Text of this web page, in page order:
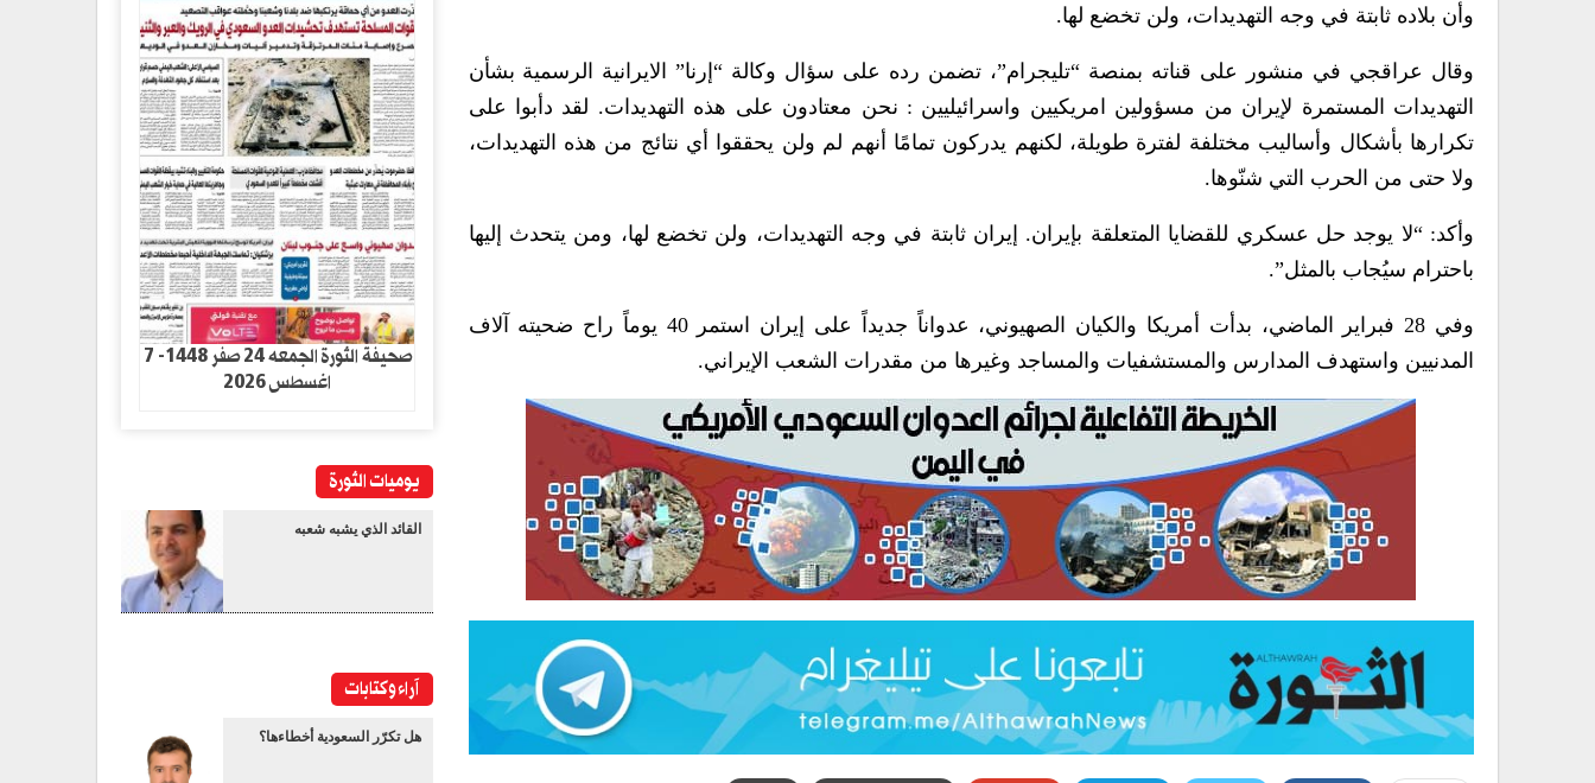
وأن بلاده ثابتة في وجه التهديدات، ولن تخضع لها.
وقال عراقجي في منشور على قناته بمنصة “تليجرام”، تضمن رده على سؤال وكالة “إرنا” الايرانية الرسمية بشأن
التهديدات المستمرة لإيران من مسؤولين امريكيين واسرائيليين : نحن معتادون على هذه التهديدات. لقد دأبوا على
تكرارها بأشكال وأساليب مختلفة لفترة طويلة، لكنهم يدركون تمامًا أنهم لم ولن يحققوا أي نتائج من هذه التهديدات،
ولا حتى من الحرب التي شنّوها.
وأكد: “لا يوجد حل عسكري للقضايا المتعلقة بإيران. إيران ثابتة في وجه التهديدات، ولن تخضع لها، ومن يتحدث إليها
باحترام سيُجاب بالمثل”.
وفي 28 فبراير الماضي، بدأت أمريكا والكيان الصهيوني، عدواناً جديداً على إيران استمر 40 يوماً راح ضحيته آلاف
المدنيين واستهدف المدارس والمستشفيات والمساجد وغيرها من مقدرات الشعب الإيراني.
صحيفة الثورة الجمعه 24 صفر 1448- 7
اغسطس 2026
يوميات الثورة
القائد الذي يشبه شعبه
آراء وكتابات
هل تكرّر السعودية أخطاءها؟